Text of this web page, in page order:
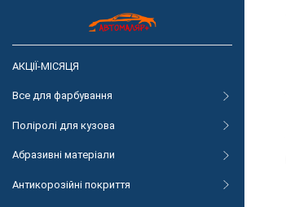
АКЦІЇ-МІСЯЦЯ
Все для фарбування
Поліролі для кузова
Абразивні матеріали
Антикорозійні покриття